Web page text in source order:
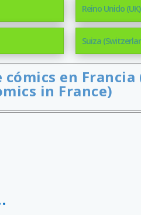
Reino Unido (UK)
Suiza
en Francia
in France)